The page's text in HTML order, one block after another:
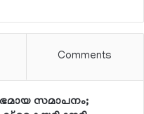
Comments
സമാപനം;